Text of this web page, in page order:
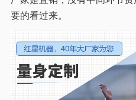
要的看过来。